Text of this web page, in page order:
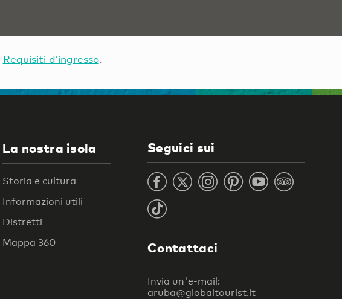
Requisiti d’ingresso.
La nostra isola
Storia e cultura
Informazioni utili
Distretti
Mappa 360
Seguici sui
Contattaci
Invia un'e-mail:
aruba@globaltourist.it